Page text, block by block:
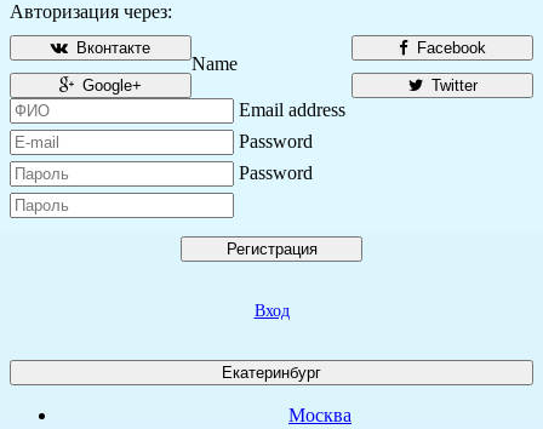
Авторизация через:
Facebook
Вконтакте
Twitter
Google+
Name
Email address
Password
Password
Регистрация
Вход
Екатеринбург
Москва